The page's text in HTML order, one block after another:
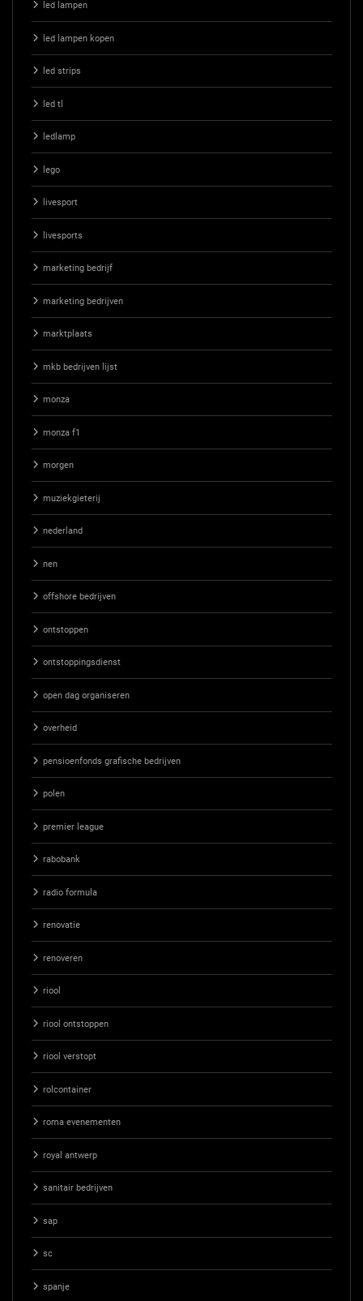
led lampen
led lampen kopen
led strips
led tl
ledlamp
lego
livesport
livesports
marketing bedrijf
marketing bedrijven
marktplaats
mkb bedrijven lijst
monza
monza f1
morgen
muziekgieterij
nederland
nen
offshore bedrijven
ontstoppen
ontstoppingsdienst
open dag organiseren
overheid
pensioenfonds grafische bedrijven
polen
premier league
rabobank
radio formula
renovatie
renoveren
riool
riool ontstoppen
riool verstopt
rolcontainer
roma evenementen
royal antwerp
sanitair bedrijven
sap
sc
spanje